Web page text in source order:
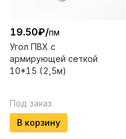
19.50₽/пм
Угол ПВХ с
армирующей сеткой
10*15 (2,5м)
Под заказ
В корзину